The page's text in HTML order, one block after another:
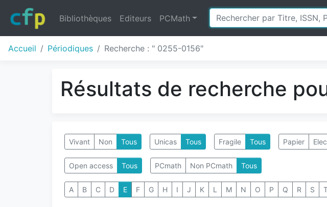
Bibliothèques Editeurs PCMath
Accueil Périodiques Recherche : " 0255-0156"
Résultats de recherche
Vivant Non Tous Unicas Tous Fragile Tous Papier
Open access Tous PCmath Non PCmath Tous
A B C D E F G H I J K L M N O P Q R S